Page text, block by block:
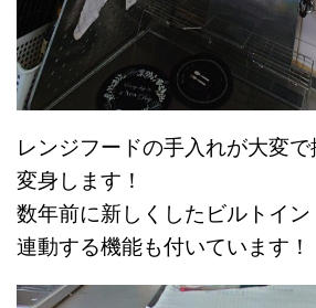
レンジフードの手入れが大変
変身します！
数年前に新しくしたビルトイン
連動する機能も付いています！